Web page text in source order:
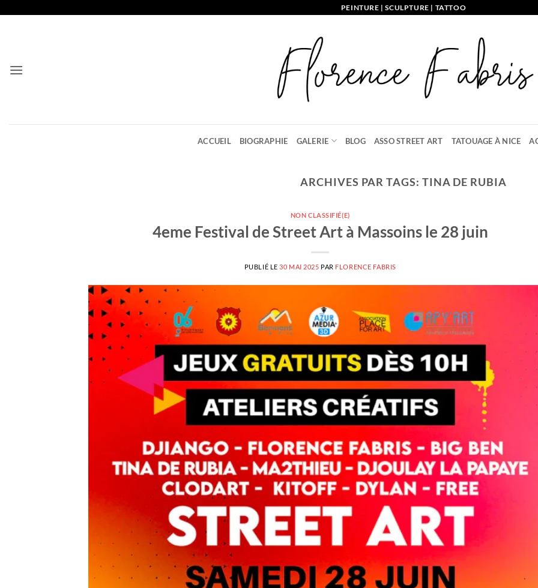
PEINTURE | SCULPTURE | TATTOO
ACCUEIL BIOGRAPHIE GALERIE BLOG ASSO STREET ART TATOUAGE À NICE
ARCHIVES PAR TAGS: TINA DE RUBIA
NON CLASSIFIÉ(E)
4eme Festival de Street Art à Massoins le 28 juin
PUBLIÉ LE30 MAI 2025 PAR FLORENCE FABRIS